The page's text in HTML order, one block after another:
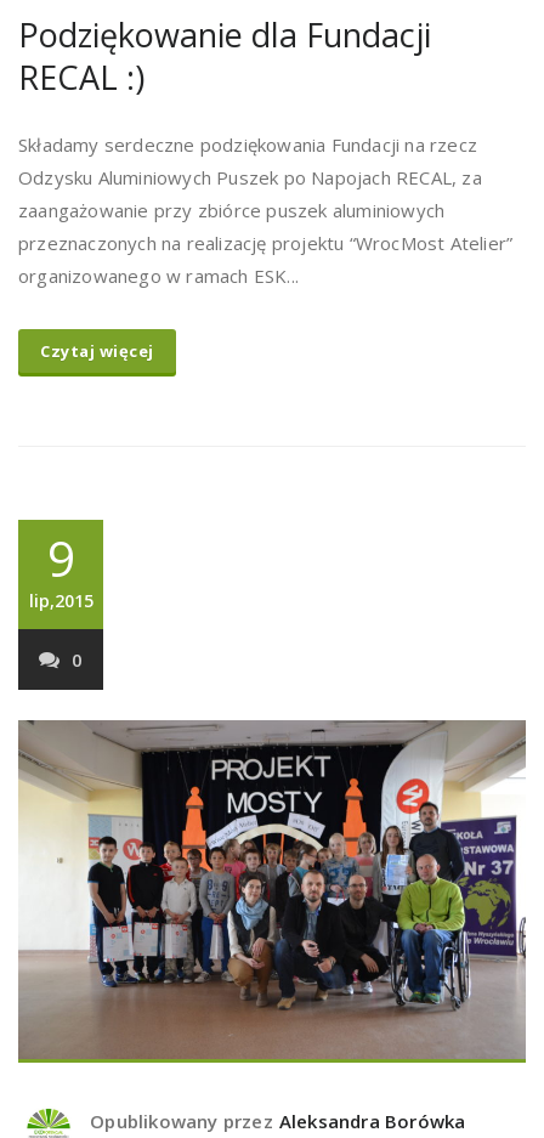
Podziękowanie dla Fundacji
RECAL :)
Składamy serdeczne podziękowania Fundacji na rzecz
Odzysku Aluminiowych Puszek po Napojach RECAL, za
zaangażowanie przy zbiórce puszek aluminiowych
przeznaczonych na realizację projektu “WrocMost Atelier”
organizowanego w ramach ESK...
Czytaj więcej
9
lip,2015
0
Opublikowany przez Aleksandra Borówka